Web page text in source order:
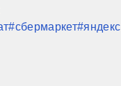
#сбермаркет#яндекс